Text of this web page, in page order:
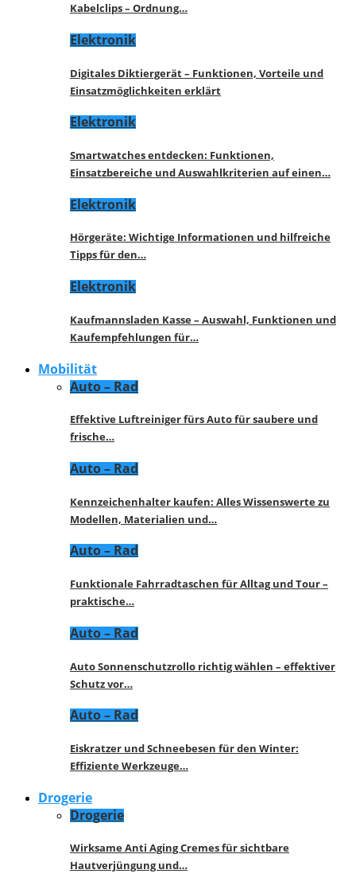
Kabelclips – Ordnung…
Elektronik
Digitales Diktiergerät – Funktionen, Vorteile und
Einsatzmöglichkeiten erklärt
Elektronik
Smartwatches entdecken: Funktionen,
Einsatzbereiche und Auswahlkriterien auf einen…
Elektronik
Hörgeräte: Wichtige Informationen und hilfreiche
Tipps für den…
Elektronik
Kaufmannsladen Kasse – Auswahl, Funktionen und
Kaufempfehlungen für…
Mobilität
Auto – Rad
Effektive Luftreiniger fürs Auto für saubere und
frische…
Auto – Rad
Kennzeichenhalter kaufen: Alles Wissenswerte zu
Modellen, Materialien und…
Auto – Rad
Funktionale Fahrradtaschen für Alltag und Tour –
praktische…
Auto – Rad
Auto Sonnenschutzrollo richtig wählen – effektiver
Schutz vor…
Auto – Rad
Eiskratzer und Schneebesen für den Winter:
Effiziente Werkzeuge…
Drogerie
Drogerie
Wirksame Anti Aging Cremes für sichtbare
Hautverjüngung und…